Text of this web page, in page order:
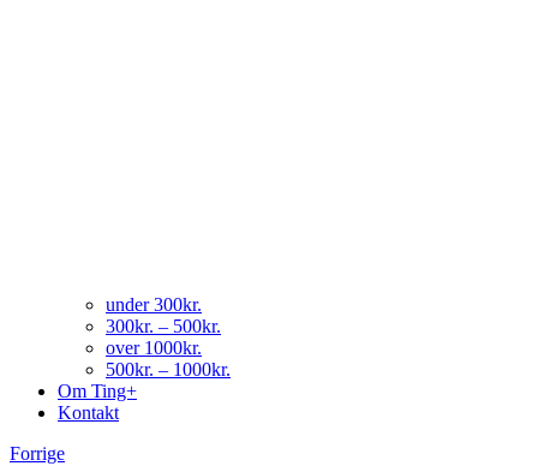
under 300kr.
300kr. – 500kr.
over 1000kr.
500kr. – 1000kr.
Om Ting+
Kontakt
Forrige